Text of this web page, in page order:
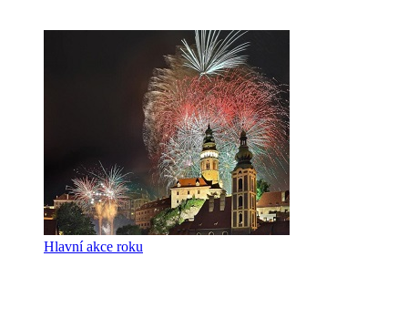
Hlavní akce roku